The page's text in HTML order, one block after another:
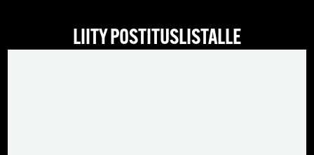
LIITY POSTITUSLISTALLE